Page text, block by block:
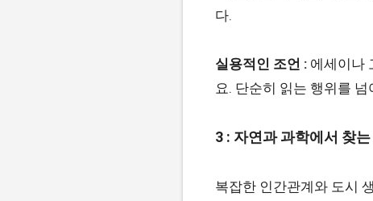
다.
실용적인 조언 : 에세이나
요. 단순히 읽는 행위를
3 : 자연과 과학에서 찾
복잡한 인간관계와 도시